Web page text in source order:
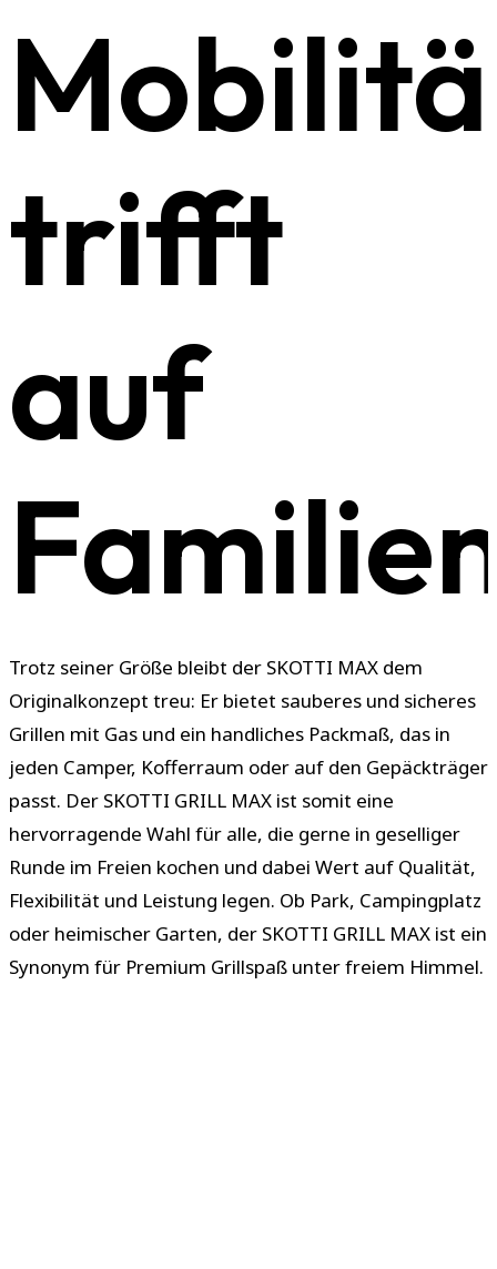
trifft
auf
Trotz seiner Größe bleibt der SKOTTI MAX dem
Originalkonzept treu: Er bietet sauberes und sicheres
Grillen mit Gas und ein handliches Packmaß, das in
jeden Camper, Kofferraum oder auf den Gepäckträger
passt. Der SKOTTI GRILL MAX ist somit eine
hervorragende Wahl für alle, die gerne in geselliger
Runde im Freien kochen und dabei Wert auf Qualität,
Flexibilität und Leistung legen. Ob Park, Campingplatz
oder heimischer Garten, der SKOTTI GRILL MAX ist ein
Synonym für Premium Grillspaß unter freiem Himmel.